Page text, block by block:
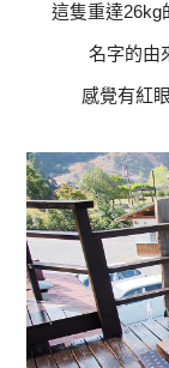
這隻重達26kg
名字的由
感覺有紅